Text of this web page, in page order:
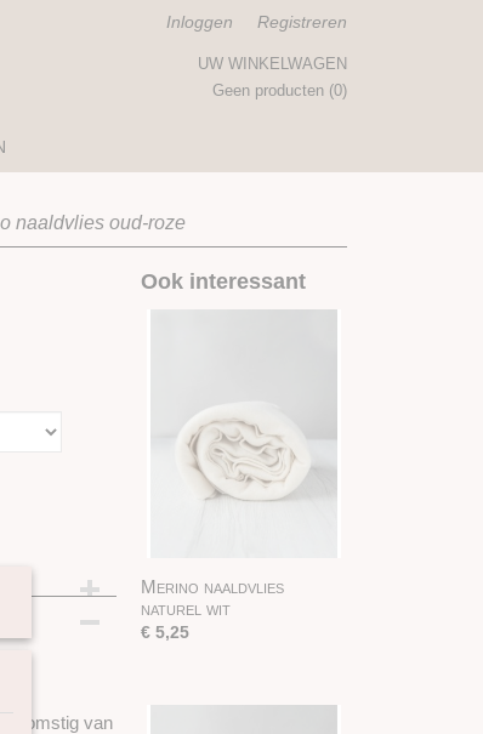
Inloggen Registreren
UW WINKELWAGEN
Geen producten (0)
naaldvlies oud-roze
van
Ook interessant
Merino naaldvlies
naturel wit
€ 5,25